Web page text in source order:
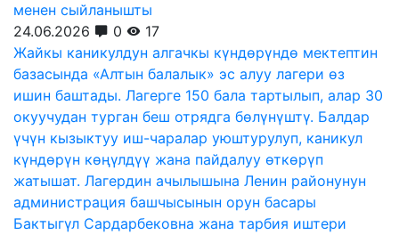
менен сыйланышты
24.06.2026
0
17
Жайкы каникулдун алгачкы күндөрүндө мектептин
базасында «Алтын балалык» эс алуу лагери өз
ишин баштады. Лагерге 150 бала тартылып, алар 30
окуучудан турган беш отрядга бөлүнүштү. Балдар
үчүн кызыктуу иш-чаралар уюштурулуп, каникул
күндөрүн көңүлдүү жана пайдалуу өткөрүп
жатышат. Лагердин ачылышына Ленин районунун
администрация башчысынын орун басары
Бактыгүл Сардарбековна жана тарбия иштери